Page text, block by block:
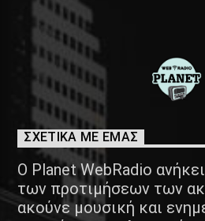
ΣΧΕΤΙΚΑ ΜΕ ΕΜΑΣ
Ο Planet WebRadio
των προτιμήσεων των
ακούνε μουσική και